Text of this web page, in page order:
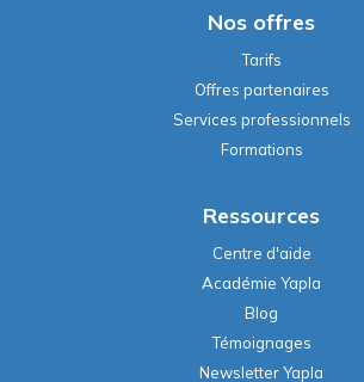
Nos offres
Tarifs
Offres partenaires
Services professionnels
Formations
Ressources
Centre d'aide
Académie Yapla
Blog
Témoignages
Newsletter Yapla